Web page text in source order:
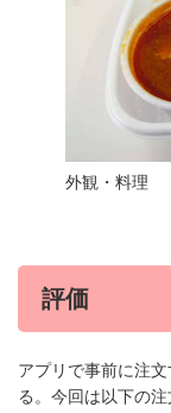
外観・料理
評価
アプリで事前に注
る。今回は以下の注